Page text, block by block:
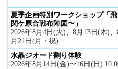
夏季企画特別ワークショップ「
関ケ原合戦布陣図〜」
2026年8月4日(火)、8月13日(木)
月21日(月・祝)
水晶ジオード割り体験
2026年8月14日(金)〜16日(日)